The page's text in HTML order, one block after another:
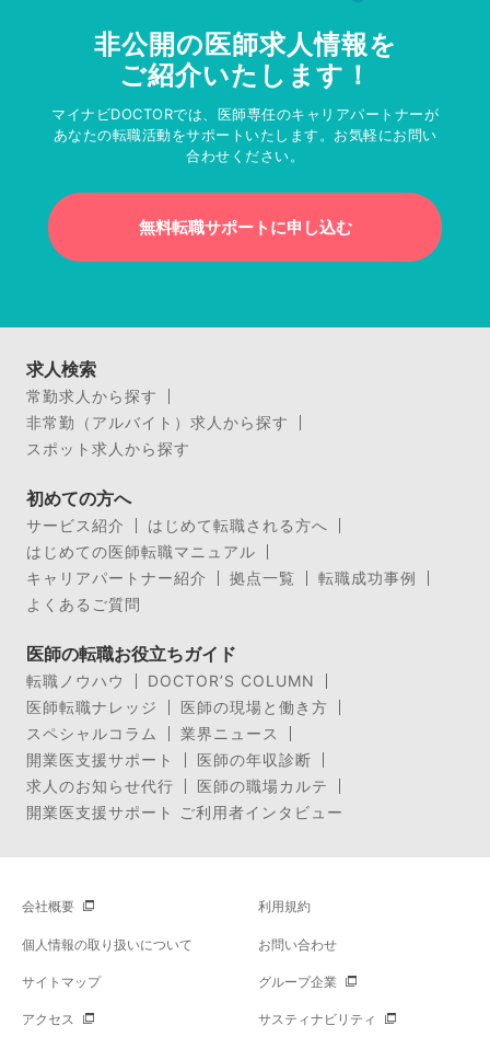
非公開の医師求人情報を
ご紹介いたします！
マイナビDOCTORでは、医師専任のキャリアパートナーが
あなたの転職活動をサポートいたします。お気軽にお問い
合わせください。
無料転職サポートに申し込む
求人検索
常勤求人から探す
非常勤（アルバイト）求人から探す
スポット求人から探す
初めての方へ
サービス紹介
はじめて転職される方へ
はじめての医師転職マニュアル
キャリアパートナー紹介
拠点一覧
転職成功事例
よくあるご質問
医師の転職お役立ちガイド
転職ノウハウ
DOCTOR’S COLUMN
医師転職ナレッジ
医師の現場と働き方
スペシャルコラム
業界ニュース
開業医支援サポート
医師の年収診断
求人のお知らせ代行
医師の職場カルテ
開業医支援サポート ご利用者インタビュー
会社概要 利用規約
個人情報の取り扱いについて お問い合わせ
サイトマップ グループ企業
アクセス サスティナビリティ